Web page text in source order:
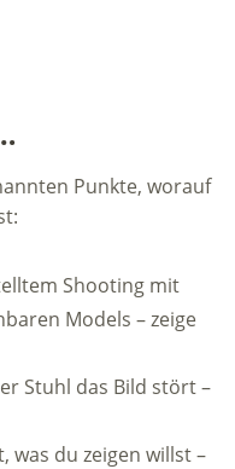
Punkte, worauf
Shooting mit
Models – zeige
Stuhl das Bild stört –
was du zeigen willst –